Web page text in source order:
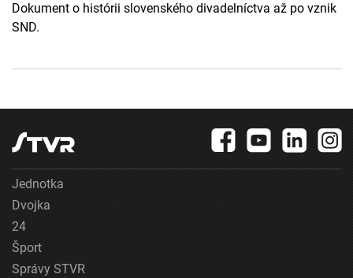
Dokument o histórii slovenského divadelníctva až po vznik
SND.
Jednotka
Dvojka
24
Šport
Správy STVR